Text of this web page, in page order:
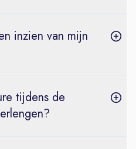
inzien van mijn
tijdens de